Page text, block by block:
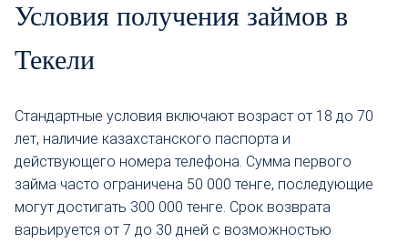
Условия получения займов в
Текели
Стандартные условия включают возраст от 18 до 70
лет, наличие казахстанского паспорта и
действующего номера телефона. Сумма первого
займа часто ограничена 50 000 тенге, последующие
могут достигать 300 000 тенге. Срок возврата
варьируется от 7 до 30 дней с возможностью